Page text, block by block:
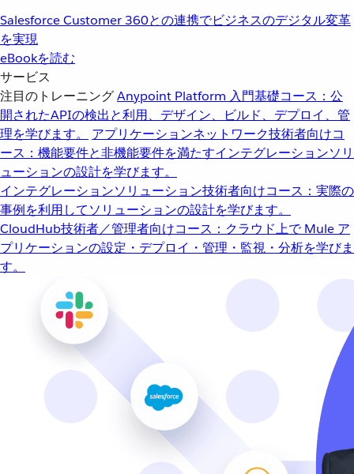
Salesforce Customer 360との連携でビジネスのデジタル変革
を実現
eBookを読む
サービス
注目のトレーニングAnypoint Platform 入門基礎コース：公
開されたAPIの検出と利用、デザイン、ビルド、デプロイ、管
理を学びます。
アプリケーションネットワーク技術者向けコ
ース：機能要件と非機能要件を満たすインテグレーションソリ
ューションの設計を学びます。
インテグレーションソリューション技術者向けコース：実際の
事例を利用してソリューションの設計を学びます。
CloudHub技術者／管理者向けコース：クラウド上で Mule ア
プリケーションの設定・デプロイ・管理・監視・分析を学びま
す。